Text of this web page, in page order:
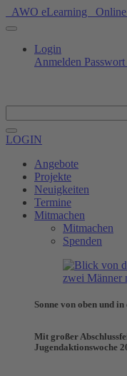
AWO eLearning
Login
Anmelden
LOGIN
Angebote
Projekte
Neuigkeiten
Termine
Mitmachen
Mitmachen
Spenden
Sonne von oben und in
Mit großer
Jugendaktionswoche